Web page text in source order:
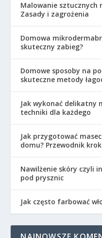
Malowanie sztucznych
Zasady i zagrożenia
Domowa
skuteczny zabieg?
Domowe sposoby na
skuteczne metody
Jak wykonać delikatny
techniki dla każdego
Jak przygotować
domu? Przewodnik
Nawilżenie skóry czyli
pod prysznic
Jak często farbować